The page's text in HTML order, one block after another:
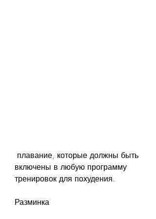
включены в любую программу
тренировок для похудения.
Разминка